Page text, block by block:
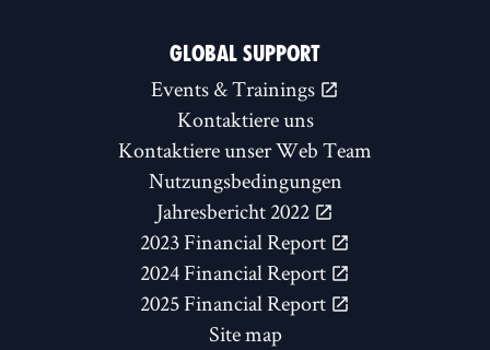
GLOBAL SUPPORT
Events & Trainings
Kontaktiere uns
Kontaktiere unser Web Team
Nutzungsbedingungen
Jahresbericht 2022
2023 Financial Report
2024 Financial Report
2025 Financial Report
Site map